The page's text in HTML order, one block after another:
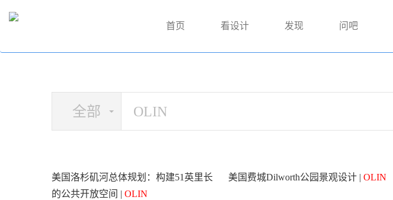
首页 看设计 发现 问吧
全部
美国洛杉矶河总体规划：构建51英里长
的公共开放空间 | OLIN
美国费城Dilworth公园景观设计 |OLIN